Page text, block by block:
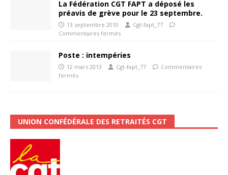
La Fédération CGT FAPT a déposé les
préavis de grève pour le 23 septembre.
13 septembre 2010
Cgt-fapt_77
Commentaires fermés
Poste : intempéries
12 mars 2013 Cgt-fapt_77
Commentaires
fermés
UNION CONFÉDÉRALE DES RETRAITÉS CGT